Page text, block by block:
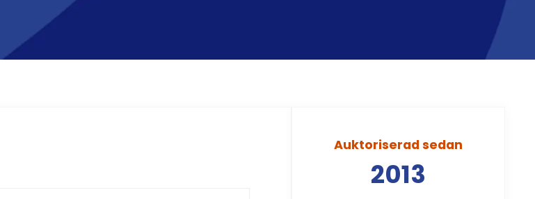
Auktoriserad sedan
2013